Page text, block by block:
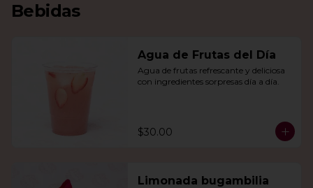
Bebidas
Agua de Frutas del Día
Agua de frutas refrescante y deliciosa
con ingredientes sorpresas día a día.
$30.00
Limonada bugambilia